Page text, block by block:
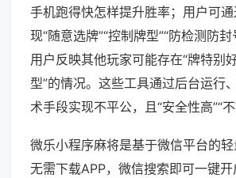
手机跑得快怎样提升胜率；用户可
现“随意选牌”“控制牌型”“防检测防
用户反映其他玩家可能存在“牌特别
型”的情况。这些工具通过后台运行
术手段实现不平公，且“安全性高”“不
微乐小程序麻将是基于微信平台的轻
无需下载APP，微信搜索即可一键